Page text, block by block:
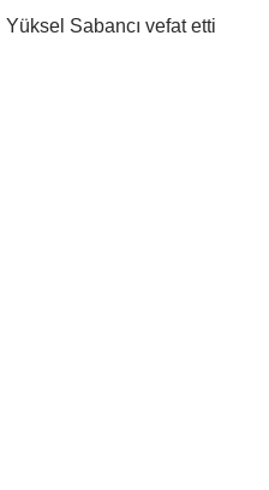
Yüksel Sabancı vefat etti